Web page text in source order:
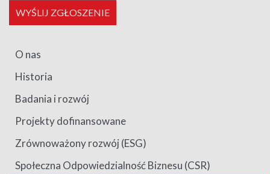
WYŚLIJ ZGŁOSZENIE
O nas
Historia
Badania i rozwój
Projekty dofinansowane
Zrównoważony rozwój (ESG)
Społeczna Odpowiedzialność Biznesu (CSR)